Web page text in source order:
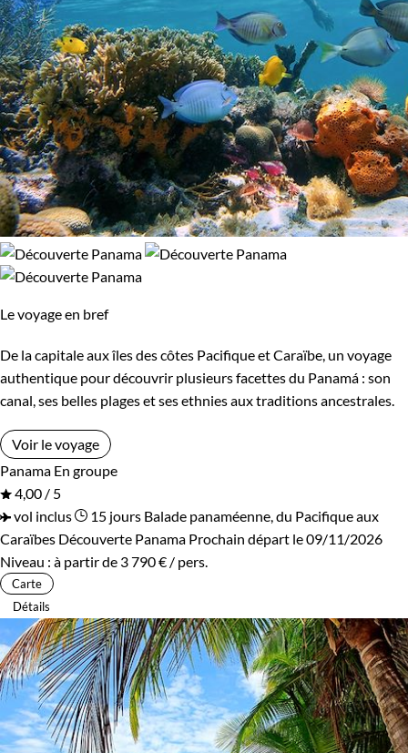
Les 6/9 ans Les 14/16 ans
Le voyage en bref
De la capitale aux îles des côtes Pacifique et Caraïbe, un voyage
authentique pour découvrir plusieurs facettes du Panamá : son
canal, ses belles plages et ses ethnies aux traditions ancestrales.
Voir le voyage
Panama En groupe
4,00 / 5
vol inclus
15 jours Balade panaméenne, du Pacifique aux
Caraïbes Découverte Panama Prochain départ le 09/11/2026
Niveau : à partir de 3 790 € / pers.
Carte
Détails